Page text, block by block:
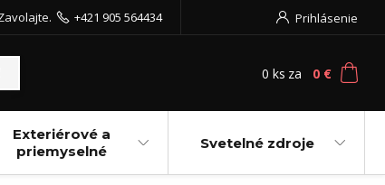
Prihlásenie
+421 905 564434
0 ks za 0 €
Exteriérové a
priemyselné
Svetelné zdroje